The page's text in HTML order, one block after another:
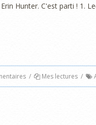
Hunter. C'est parti ! 1.
/ Mes lectures /